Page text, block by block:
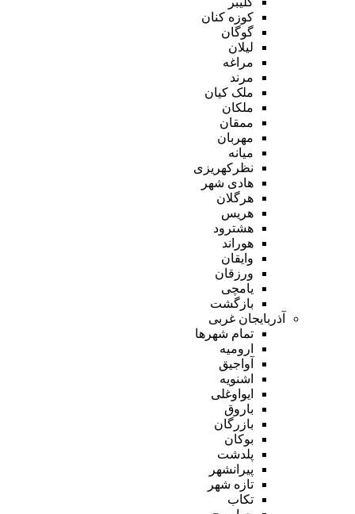
کوزه کنان
گوگان
لیلان
مراغه
مرند
ملک کیان
ملکان
ممقان
مهربان
میانه
نظرکهریزی
هادی شهر
هرگلان
هریس
هشترود
هوراند
وایقان
ورزقان
یامچی
بازگشت
آذربایجان غربی
تمام شهر‌ها
ارومیه
آواجیق
اشنویه
ایواوغلی
باروق
بازرگان
بوکان
پلدشت
پیرانشهر
تازه شهر
تکاب